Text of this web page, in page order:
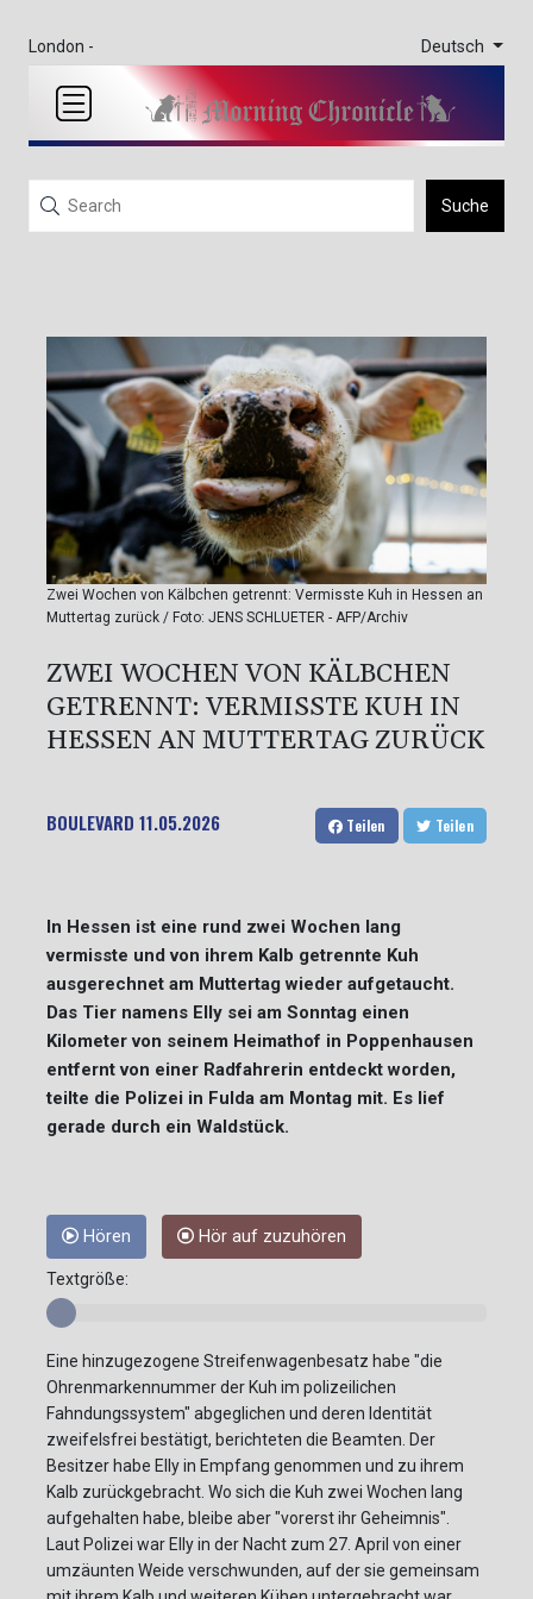
London - Deutsch
Suche
Zwei Wochen von Kälbchen getrennt: Vermisste Kuh in Hessen an
Muttertag zurück / Foto: JENS SCHLUETER - AFP/Archiv
ZWEI WOCHEN VON KÄLBCHEN
GETRENNT: VERMISSTE KUH IN
HESSEN AN MUTTERTAG ZURÜCK
BOULEVARD 11.05.2026 Teilen Teilen
In Hessen ist eine rund zwei Wochen lang
vermisste und von ihrem Kalb getrennte Kuh
ausgerechnet am Muttertag wieder aufgetaucht.
Das Tier namens Elly sei am Sonntag einen
Kilometer von seinem Heimathof in Poppenhausen
entfernt von einer Radfahrerin entdeckt worden,
teilte die Polizei in Fulda am Montag mit. Es lief
gerade durch ein Waldstück.
Hören Hör auf zuzuhören
Textgröße:
Eine hinzugezogene Streifenwagenbesatz habe "die
Ohrenmarkennummer der Kuh im polizeilichen
Fahndungssystem" abgeglichen und deren Identität
zweifelsfrei bestätigt, berichteten die Beamten. Der
Besitzer habe Elly in Empfang genommen und zu ihrem
Kalb zurückgebracht. Wo sich die Kuh zwei Wochen lang
aufgehalten habe, bleibe aber "vorerst ihr Geheimnis".
Laut Polizei war Elly in der Nacht zum 27. April von einer
umzäunten Weide verschwunden, auf der sie gemeinsam